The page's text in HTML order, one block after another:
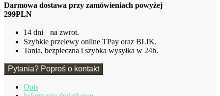
428
Profi
Darmowa dostawa przy zamówieniach powyżej
299PLN
14 dni na zwrot.
Szybkie przelewy online TPay oraz BLIK.
Tania, bezpieczna i szybka wysyłka w 24h.
Pytania? Poproś o kontakt
Opis